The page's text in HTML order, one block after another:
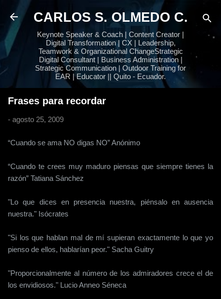
Ir al contenido principal
CARLOS S. OLMEDO C.
Keynote Speaker & Coach | Content Creator |
Digital Transformation | CX | Leadership,
Teamwork & Organizational ChangeStrategic
Digital Consultant | Business Administration |
Strategic Communication | Outdoor Training for
EAR | Educator || Quito - Ecuador.
Frases para recordar
- agosto 25, 2009
“Cuando se ama NO digas NO” Anónimo
“Cuando te crees muy maduro piensas que siempre tienes la
razón” Tatiana Sánchez
"Lo que dices en presencia nuestra, piénsalo en ausencia
nuestra." Isócrates
"Si los que hablan mal de mí supieran exactamente lo que yo
pienso de ellos, hablarían peor." Sacha Guitry
"Proporcionalmente al número de los admiradores crece el de
los envidiosos." Lucio Anneo Séneca